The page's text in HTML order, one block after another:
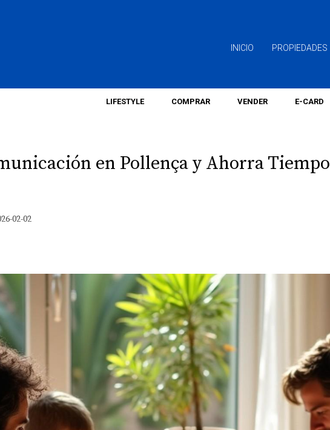
INICIO PROPIEDADES
LIFESTYLE COMPRAR VENDER E-CARD
en Pollença y Ahorra Tiempo
02-02